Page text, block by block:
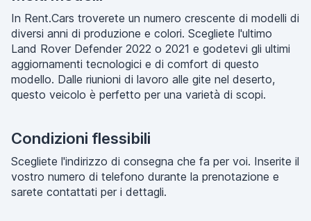
In Rent.Cars troverete un numero crescente di modelli di
diversi anni di produzione e colori. Scegliete l'ultimo
Land Rover Defender 2022 o 2021 e godetevi gli ultimi
aggiornamenti tecnologici e di comfort di questo
modello. Dalle riunioni di lavoro alle gite nel deserto,
questo veicolo è perfetto per una varietà di scopi.
Condizioni flessibili
Scegliete l'indirizzo di consegna che fa per voi. Inserite il
vostro numero di telefono durante la prenotazione e
sarete contattati per i dettagli.